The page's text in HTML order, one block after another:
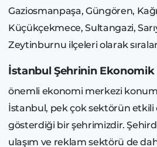
Gaziosmanpaşa, Güngören,
Küçükçekmece, Sultangazi,
Zeytinburnu ilçeleri olarak
İstanbul Şehrinin Ekonomik
önemli ekonomi merkezi
İstanbul, pek çok sektörün etkili
gösterdiği bir şehrimizdir.
ulaşım ve reklam sektörü de